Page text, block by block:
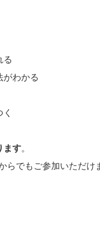
る
わかる
ます。
でもご参加いただけ